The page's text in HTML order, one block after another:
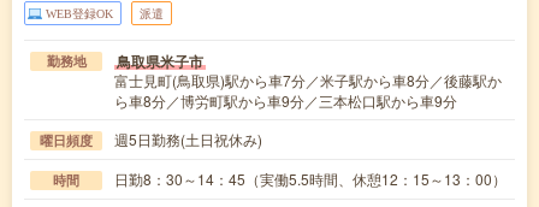
WEB登録OK 派遣
勤務地 鳥取県米子市
富士見町(鳥取県)駅から車7分／米子駅から車8分／後藤駅か
ら車8分／博労町駅から車9分／三本松口駅から車9分
曜日頻度 週5日勤務(土日祝休み)
時間 日勤8：30～14：45（実働5.5時間、休憩12：15～13：00）